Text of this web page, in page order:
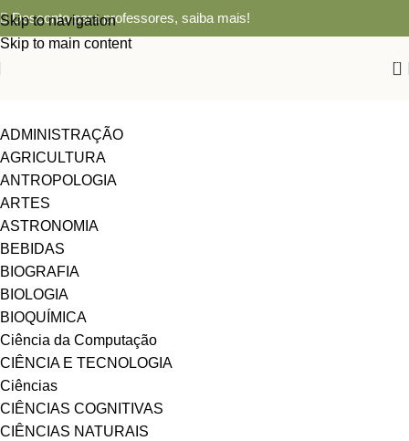
Skip to navigation
Skip to main content
Desconto para professores, saiba mais!
0
ADMINISTRAÇÃO
AGRICULTURA
ANTROPOLOGIA
ARTES
ASTRONOMIA
BEBIDAS
BIOGRAFIA
BIOLOGIA
BIOQUÍMICA
Ciência da Computação
CIÊNCIA E TECNOLOGIA
Ciências
CIÊNCIAS COGNITIVAS
CIÊNCIAS NATURAIS